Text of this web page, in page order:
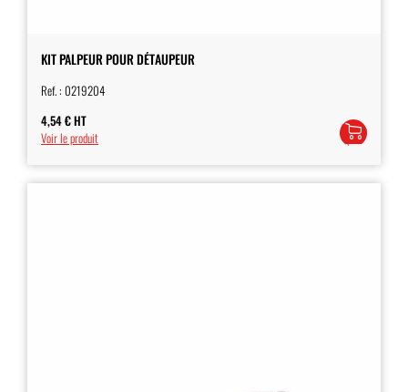
KIT PALPEUR POUR DÉTAUPEUR
Ref. : 0219204
4,54€HT
Voir le produit
Ajouter
au